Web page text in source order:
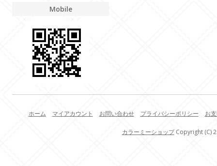
Mobile
ホーム マイアカウント お問い合わせ プライバシーポリシー お
カラーミーショップCopyright (C)